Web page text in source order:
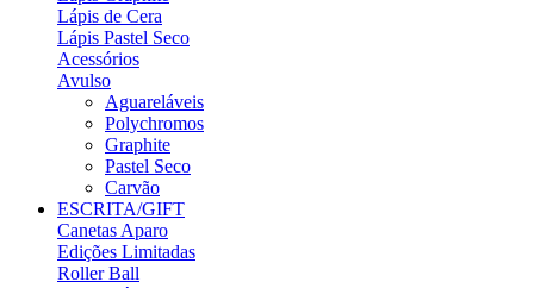
Lápis de Cera
Lápis Pastel Seco
Acessórios
Avulso
Aguareláveis
Polychromos
Graphite
Pastel Seco
Carvão
ESCRITA/GIFT
Canetas Aparo
Edições Limitadas
Roller Ball